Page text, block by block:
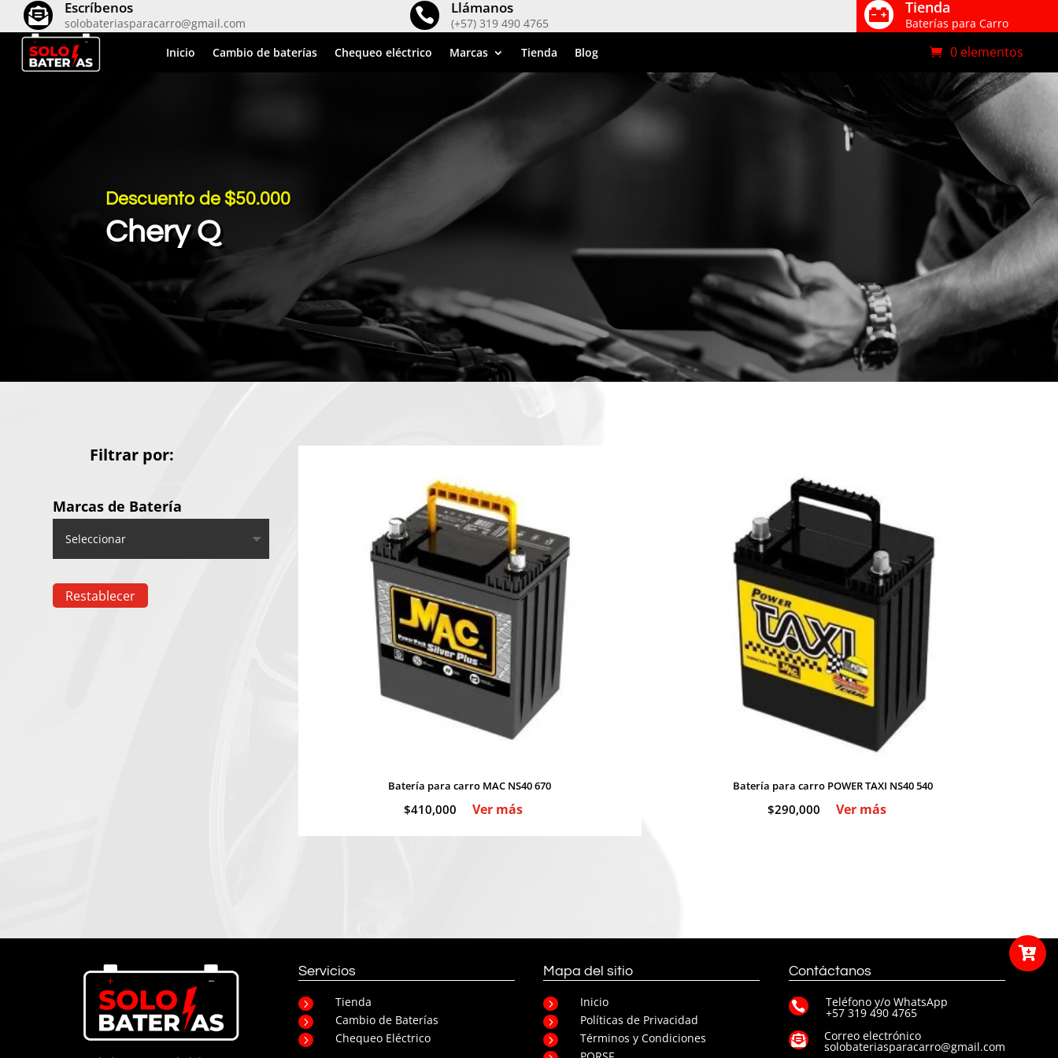
 Escríbenos
solobateriasparacarro@gmail.com  Llámanos
(+57) 319 490 4765  Tienda
Baterías para Carro
Inicio
Cambio de baterías Chequeo eléctrico Marcas Tienda Blog 0 elementos

Descuento de $50.000
Chery Q
Filtrar por:
Marcas de Batería
Restablecer
Batería para carro MAC NS40 670
$410,000 Ver más
Batería para carro POWER TAXI NS40 540
$290,000 Ver más
Servicios
5 Tienda
5 Cambio de Baterías
5 Chequeo Eléctrico
Mapa del sitio
5 Inicio
5 Políticas de Privacidad
5 Términos y Condiciones
Contáctanos
 Teléfono y/o WhatsApp
+57 319 490 4765
 Correo electrónico
solobateriasparacarro@gmail.com